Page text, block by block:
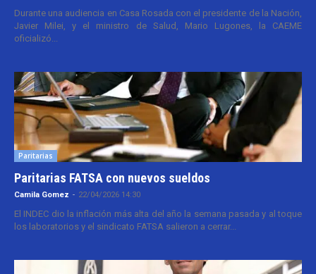
Durante una audiencia en Casa Rosada con el presidente de la Nación,
Javier Milei, y el ministro de Salud, Mario Lugones, la CAEME
oficializó...
Paritarias
Paritarias FATSA con nuevos sueldos
Camila Gomez - 22/04/2026 14:30
El INDEC dio la inflación más alta del año la semana pasada y al toque
los laboratorios y el sindicato FATSA salieron a cerrar...